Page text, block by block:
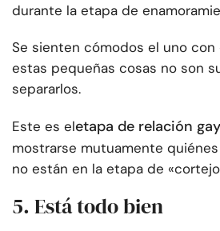
durante la etapa de
Se sienten cómodos el uno
estas pequeñas cosas no son
separarlos.
Este es eletapa de relación gay
mostrarse mutuamente
no están en la etapa de
5. Está todo bien